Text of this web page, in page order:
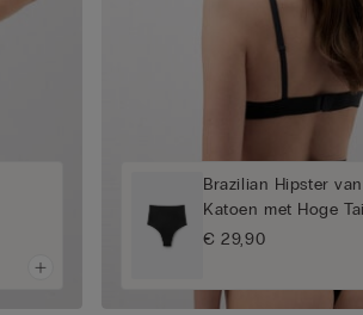
Brazilian Hipster
Katoen met Hoge
€ 29,90